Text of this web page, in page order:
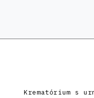
Krematórium s